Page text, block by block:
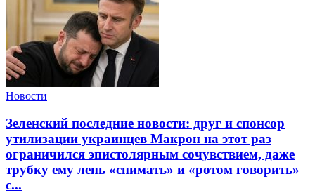
Новости
Зеленский последние новости: друг и спонсор
утилизации украинцев Макрон на этот раз
ограничился эпистолярным сочувствием, даже
трубку ему лень «снимать» и «ротом говорить»
с...